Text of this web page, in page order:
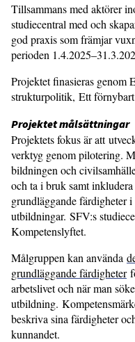
Tillsammans med aktörer
studiecentral med och
god praxis som främjar
perioden
Projektet finasieras genom
strukturpolitik, Ett
Projektet målsättningar
Projektets fokus är att
verktyg genom pilotering.
bildningen och
och ta i bruk samt
grundläggande färdigheter
utbildningar. SFV:s
Kompetenslyftet.
Målgruppen kan använda
grundläggande färdigheter
arbetslivet och när man
utbildning.
beskriva sina färdigheter
kunnandet.